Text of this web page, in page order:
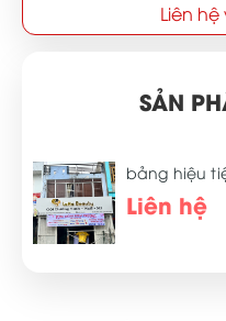
Liên
SẢN
bảng hiệu
Liên hệ